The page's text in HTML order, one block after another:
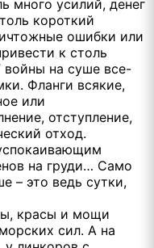
много усилий, денег
короткий
ошибки или
к столь
на суше все-
Фланги всякие,
или
отступление,
отход.
на груди… Само
– это ведь сутки,
красы и мощи
сил. А на